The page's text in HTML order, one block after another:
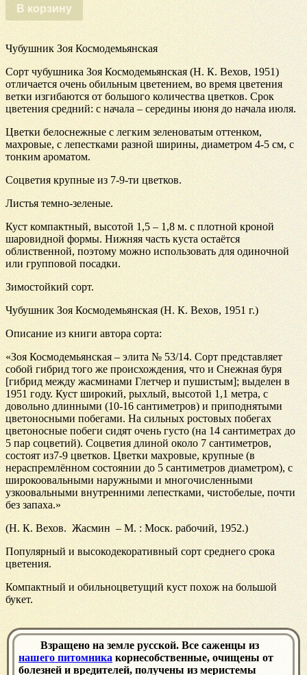
В корзину
Чубушник Зоя Космодемьянская
Сорт чубушника Зоя Космодемьянская (Н. К. Вехов, 1951)
отличается очень обильным цветением, во время цветения
ветки изгибаются от большого количества цветков. Срок
цветения средний: с начала – середины июня до начала июля.
Цветки белоснежные с легким зеленоватым оттенком,
махровые, с лепестками разной ширины, диаметром 4-5 см, с
тонким ароматом.
Соцветия крупные из 7-9-ти цветков.
Листья темно-зеленые.
Куст компактный, высотой 1,5 – 1,8 м. с плотной кроной
шаровидной формы. Нижняя часть куста остаётся
облиственной, поэтому можно использовать для одиночной
или групповой посадки.
Зимостойкий сорт.
Чубушник Зоя Космодемьянская (Н. К. Вехов, 1951 г.)
Описание из книги автора сорта:
«Зоя Космодемьянская – элита № 53/14. Сорт представляет
собой гибрид того же происхождения, что и Снежная буря
[гибрид между жасминами Глетчер и пушистым]; выделен в
1951 году. Куст широкий, рыхлый, высотой 1,1 метра, с
довольно длинными (10-16 сантиметров) и приподнятыми
цветоносными побегами. На сильных ростовых побегах
цветоносные побеги сидят очень густо (на 14 сантиметрах до
5 пар соцветий). Соцветия длиной около 7 сантиметров,
состоят из7-9 цветков. Цветки махровые, крупные (в
нераспремлённом состоянии до 5 сантиметров диаметром), с
широкоовальными наружными и многочисленными
узкоовальными внутренними лепестками, чистобелые, почти
без запаха.»
(Н. К. Вехов. Жасмин – М. : Моск. рабочий, 1952.)
Популярный и высокодекоративный сорт среднего срока
цветения.
Компактный и обильноцветущий куст похож на большой
букет.
Взращено на земле русской. Все саженцы из
нашего питомника корнесобственные, очищены от
болезней и вредителей, получены из меристемы